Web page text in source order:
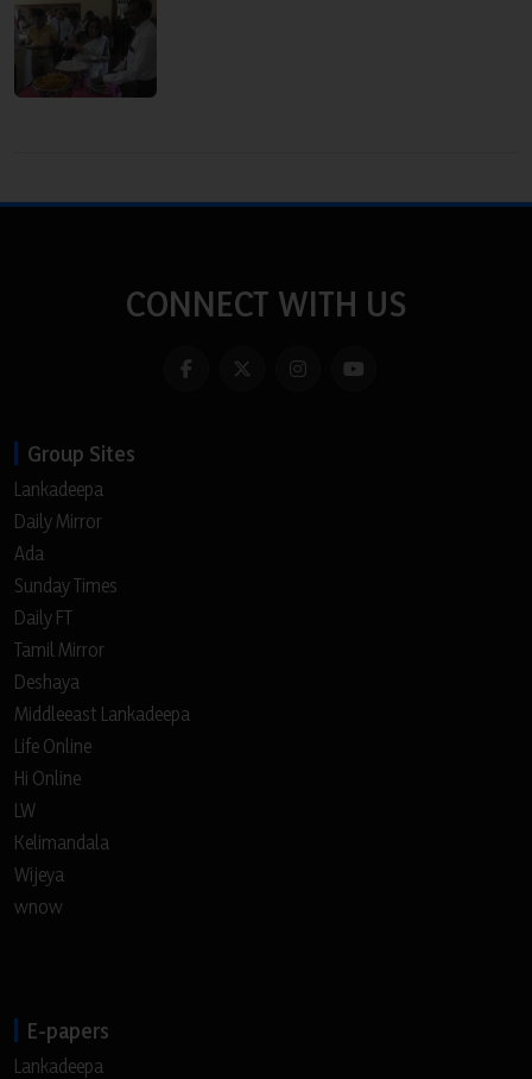
CONNECT WITH US
Group Sites
Lankadeepa
Daily Mirror
Ada
Sunday Times
Daily FT
Tamil Mirror
Deshaya
Middleeast Lankadeepa
Life Online
Hi Online
LW
Kelimandala
Wijeya
wnow
E-papers
Lankadeepa